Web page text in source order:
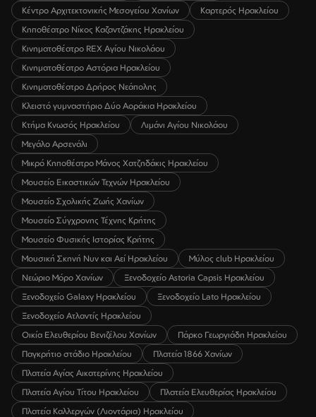
Κέντρο Αρχιτεκτονικής Μεσογείου Χανίων
Καρτερός Ηρακλείου
Κηποθέατρο Νίκος Καζαντζάκης Ηρακλείου
Κινηματοθέατρο REX Αγίου Νικολάου
Κινηματοθέατρο Αστόρια Ηρακλείου
Κινηματοθέατρο Δρήρος Νεάπολης
Κλειστό γυμναστήριο Δύο Αοράκια Ηρακλείου
Κτήμα Κνωσός Ηρακλείου
Λιμάνι Αγίου Νικολάου
Μεγάλο Αρσενάλι
Μικρό Κηποθέατρο Μάνος Χατζηδάκις Ηρακλείου
Μουσείο Εικαστικών Τεχνών Ηρακλείου
Μουσείο Σχολικής Ζωής Χανίων
Μουσείο Σύγχρονης Τέχνης Κρήτης
Μουσείο Φυσικής Ιστορίας Κρήτης
Μουσική Σκηνή Νυν και Αεί Ηρακλείου
Μύλος club Ηρακλείου
Νεώριο Μόρο Χανίων
Ξενοδοχείο Astoria Capsis Ηρακλείου
Ξενοδοχείο Galaxy Ηρακλείου
Ξενοδοχείο Lato Ηρακλείου
Ξενοδοχείο Ατλαντίς Ηρακλείου
Οικία Ελευθερίου Βενιζέλου Χανίων
Πάρκο Γεωργιάδη Ηρακλείου
Παγκρήτιο στάδιο Ηρακλείου
Πλατεία 1866 Χανίων
Πλατεία Αγίας Αικατερίνης Ηρακλείου
Πλατεία Αγίου Τίτου Ηρακλείου
Πλατεία Ελευθερίας Ηρακλείου
Πλατεία Καλλεργών (Λιοντάρια) Ηρακλείου